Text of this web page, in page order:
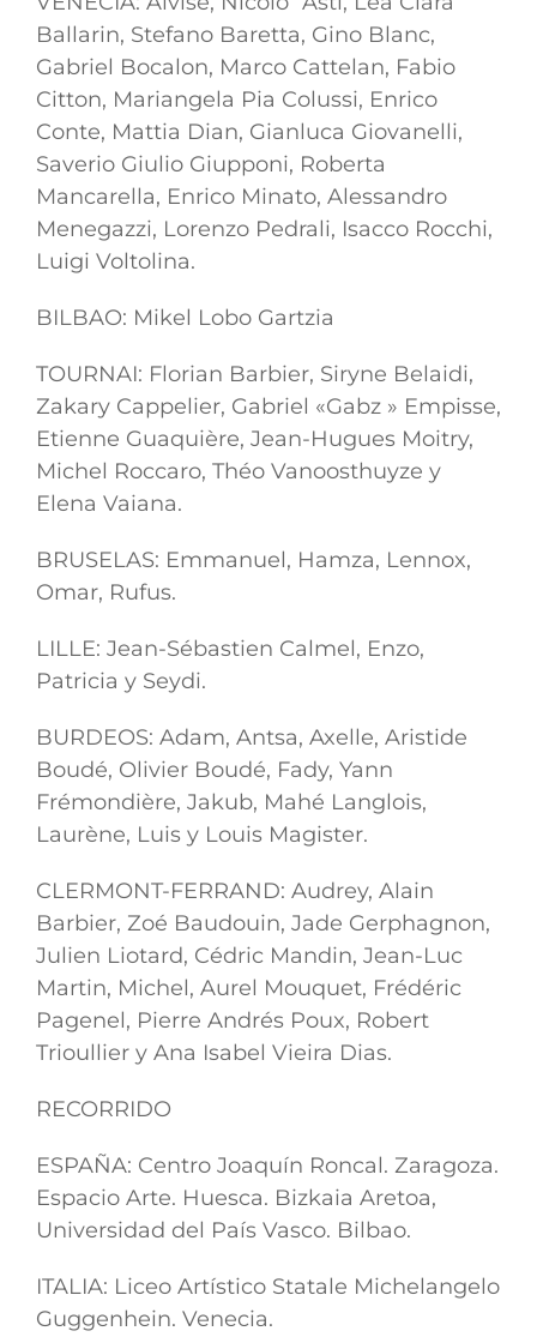
Ballarin, Stefano Baretta, Gino Blanc,
Gabriel Bocalon, Marco Cattelan, Fabio
Citton, Mariangela Pia Colussi, Enrico
Conte, Mattia Dian, Gianluca Giovanelli,
Saverio Giulio Giupponi, Roberta
Mancarella, Enrico Minato, Alessandro
Menegazzi, Lorenzo Pedrali, Isacco Rocchi,
Luigi Voltolina.
BILBAO: Mikel Lobo Gartzia
TOURNAI: Florian Barbier, Siryne Belaidi,
Zakary Cappelier, Gabriel «Gabz » Empisse,
Etienne Guaquière, Jean-Hugues Moitry,
Michel Roccaro, Théo Vanoosthuyze y
Elena Vaiana.
BRUSELAS: Emmanuel, Hamza, Lennox,
Omar, Rufus.
LILLE: Jean-Sébastien Calmel, Enzo,
Patricia y Seydi.
BURDEOS: Adam, Antsa, Axelle, Aristide
Boudé, Olivier Boudé, Fady, Yann
Frémondière, Jakub, Mahé Langlois,
Laurène, Luis y Louis Magister.
CLERMONT-FERRAND: Audrey, Alain
Barbier, Zoé Baudouin, Jade Gerphagnon,
Julien Liotard, Cédric Mandin, Jean-Luc
Martin, Michel, Aurel Mouquet, Frédéric
Pagenel, Pierre Andrés Poux, Robert
Trioullier y Ana Isabel Vieira Dias.
RECORRIDO
ESPAÑA: Centro Joaquín Roncal. Zaragoza.
Espacio Arte. Huesca. Bizkaia Aretoa,
Universidad del País Vasco. Bilbao.
ITALIA: Liceo Artístico Statale Michelangelo
Guggenhein. Venecia.